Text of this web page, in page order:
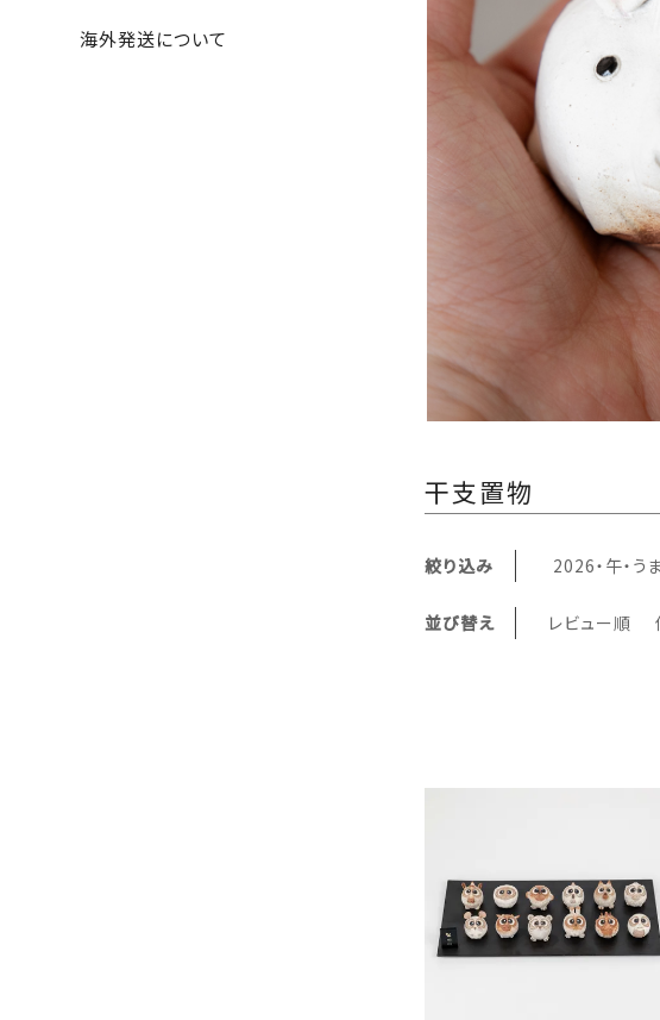
海外発送について
干支置物
絞り込み 2026・午・うま
並び替え レビュー順